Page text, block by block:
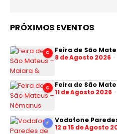
PRÓXIMOS EVENTOS
C Feira de São
8 de Agosto 2026
C Feira de São
11 de Agosto 2026
F Vodafone
12 a 15 de Agosto